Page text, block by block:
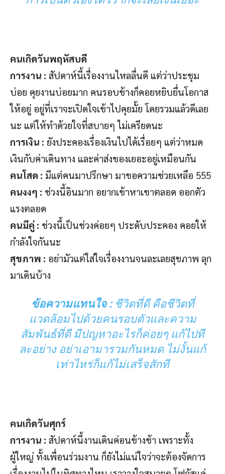
คนเกิดวันพฤหัสบดี
การงาน : สัปดาห์นี้เรื่องงานไหลลื่นดี แต่ว่าประชุม
บ่อย คุยงานบ่อยมาก คนรอบข้างก็คอยหยิบยื่นโอกาส
ให้อยู่ อยู่ที่เราจะเปิดใจเข้าไปคุยมั้ย โดยรวมแล้วดีเลย
นะ แต่ให้ทำด้วยใจที่สบายๆ ไม่เครียดนะ
การเงิน : ยังประคองเรื่องเงินไปได้เรื่อยๆ แต่ว่าหมด
เงินกับค่าเดินทาง และค่าส่งของเยอะอยู่เหมือนกัน
คนโสด : มีแต่คนมาปรึกษา มาขอความช่วยเหลือ 555
คนงงๆ : ช่วงนี้อินมาก อยากเข้าหาเขาตลอด ออกตัว
แรงตลอด
คนมีคู่ : ช่วงนี้เป็นช่วงค่อยๆ ประดับประคอง คอยให้
กำลังใจกันนะ
สุขภาพ : อย่ามัวแต่ใส่ใจเรื่องงานจนละเลยสุขภาพ ลุก
มาเดินบ้าง
ข้อความแทนใจ :ชีวิตที่ดี คือชีวิตที่
แวดล้อมไปด้วยคนรอบตัวและความ
สัมพันธ์ที่ดี มีปญหาอะไรก็ค่อยๆ แก้ไปที
ละอย่าง อย่าเอามารวมกันหมด ไม่งั้นแก้
เท่าไหร่ก็แก้ไม่เสร็จสักที
คนเกิดวันศุกร์
การงาน : สัปดาห์นี้งานเดินค่อนข้างช้า เพราะทั้ง
ผู้ใหญ่ ทั้งเพื่อนร่วมงาน ก็ยังไม่แน่ใจว่าจะต้องจัดการ